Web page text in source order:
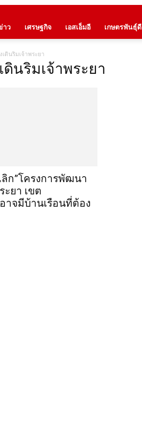
าว เศรษฐกิจ เอสเอ็มอี เกษตรพันธุ์ดี
เดินริมเจ้าพระยา
ดินริมเจ้าพระยา
ก”โครงการพัฒนา
ะยา เขต
าจมีบ้านเรือนที่ต้อง